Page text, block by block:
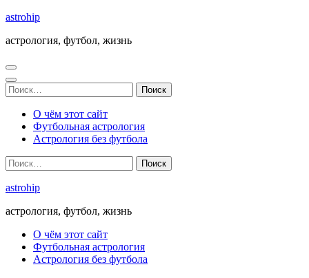
Перейти
содержимому
Enter)
astrohip
астрология, футбол, жизнь
Найти:
О чём этот сайт
Футбольная астрология
Астрология без футбола
Найти:
astrohip
астрология, футбол, жизнь
О чём этот сайт
Футбольная астрология
Астрология без футбола